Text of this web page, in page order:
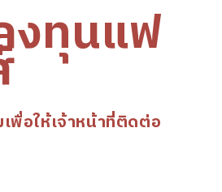
งทุนแฟ
พื่อให้เจ้าหน้าที่ติดต่อ